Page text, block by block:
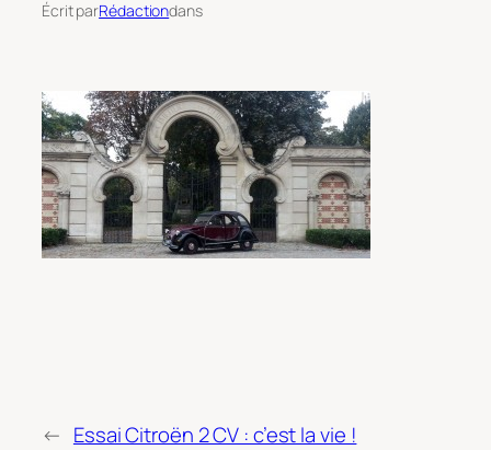
Écrit parRédactiondans
← Essai Citroën 2 CV : c’est la vie !